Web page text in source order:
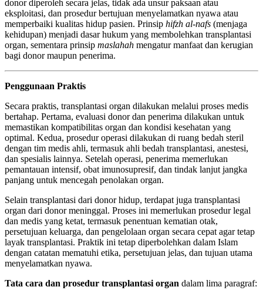
donor diperoleh secara jelas, tidak ada unsur paksaan atau
eksploitasi, dan prosedur bertujuan menyelamatkan nyawa atau
memperbaiki kualitas hidup pasien. Prinsip hifzh al-nafs (menjaga
kehidupan) menjadi dasar hukum yang membolehkan transplantasi
organ, sementara prinsip maslahah mengatur manfaat dan kerugian
bagi donor maupun penerima.
Penggunaan Praktis
Secara praktis, transplantasi organ dilakukan melalui proses medis
bertahap. Pertama, evaluasi donor dan penerima dilakukan untuk
memastikan kompatibilitas organ dan kondisi kesehatan yang
optimal. Kedua, prosedur operasi dilakukan di ruang bedah steril
dengan tim medis ahli, termasuk ahli bedah transplantasi, anestesi,
dan spesialis lainnya. Setelah operasi, penerima memerlukan
pemantauan intensif, obat imunosupresif, dan tindak lanjut jangka
panjang untuk mencegah penolakan organ.
Selain transplantasi dari donor hidup, terdapat juga transplantasi
organ dari donor meninggal. Proses ini memerlukan prosedur legal
dan medis yang ketat, termasuk penentuan kematian otak,
persetujuan keluarga, dan pengelolaan organ secara cepat agar tetap
layak transplantasi. Praktik ini tetap diperbolehkan dalam Islam
dengan catatan mematuhi etika, persetujuan jelas, dan tujuan utama
menyelamatkan nyawa.
Tata cara dan prosedur transplantasi organ dalam lima paragraf: